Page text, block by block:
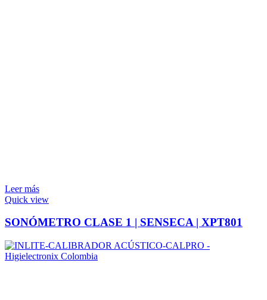
Leer más
Quick view
SONÓMETRO CLASE 1 | SENSECA | XPT801